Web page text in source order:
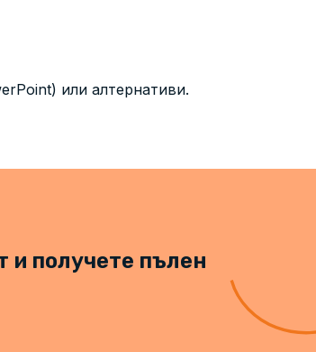
или алтернативи.
и получете пълен